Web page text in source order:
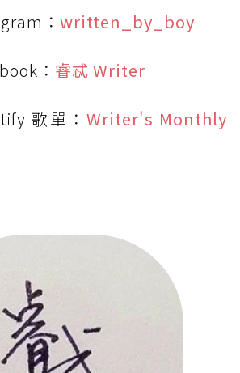
： written_by_boy
： 睿忒 Writer
歌單：Writer's Monthly